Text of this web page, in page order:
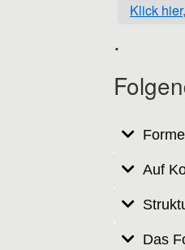
Klick
.
Auf
Das